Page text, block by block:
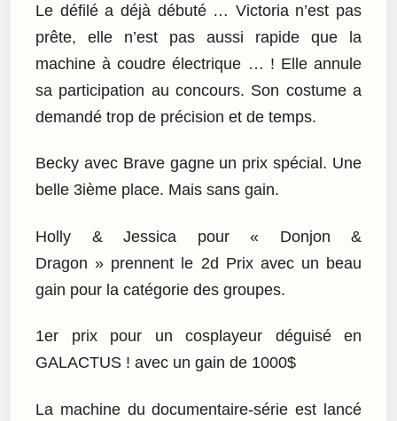
Le défilé a déjà débuté … Victoria n’est pas
prête, elle n’est pas aussi rapide que la
machine à coudre électrique … ! Elle annule
sa participation au concours. Son costume a
demandé trop de précision et de temps.
Becky avec Brave gagne un prix spécial. Une
belle 3ième place. Mais sans gain.
Holly & Jessica pour « Donjon &
Dragon » prennent le 2d Prix avec un beau
gain pour la catégorie des groupes.
1er prix pour un cosplayeur déguisé en
GALACTUS ! avec un gain de 1000$
La machine du documentaire-série est lancé